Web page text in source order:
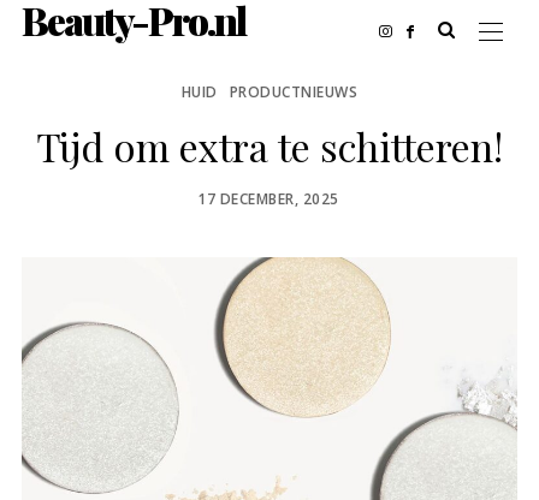
Beauty-Pro.nl
HUID PRODUCTNIEUWS
Tijd om extra te schitteren!
POSTED
17 DECEMBER, 2025